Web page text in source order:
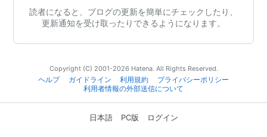
読者になると、ブログの更新を簡単にチェックしたり、
更新通知を受け取ったりできるようになります。
Copyright (C) 2001-2026 Hatena. All Rights Reserved.
ヘルプ
ガイドライン 利用規約
プライバシーポリシー
利用者情報の外部送信について
日本語 PC版 ログイン